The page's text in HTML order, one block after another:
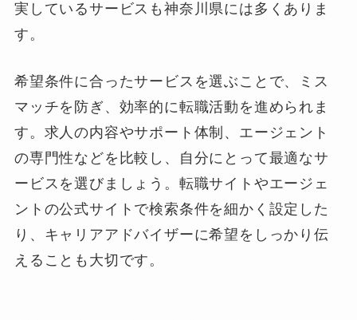
実しているサービスも神奈川県には多くありま
す。
希望条件に合ったサービスを選ぶことで、ミス
マッチを防ぎ、効率的に転職活動を進められま
す。求人の内容やサポート体制、エージェント
の専門性などを比較し、自分にとって最適なサ
ービスを選びましょう。転職サイトやエージェ
ントの公式サイトで検索条件を細かく設定した
り、キャリアアドバイザーに希望をしっかり伝
えることも大切です。